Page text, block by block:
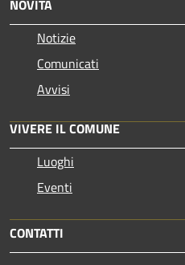
NOVITÀ
Notizie
Comunicati
Avvisi
VIVERE IL COMUNE
Luoghi
Eventi
CONTATTI